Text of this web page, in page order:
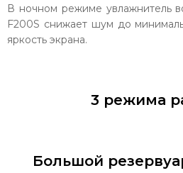
В ночном режиме увлажнитель
F200S снижает шум до
яркость экрана.
3 режима
Большой